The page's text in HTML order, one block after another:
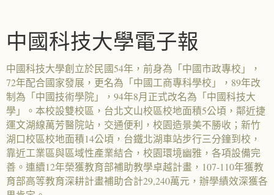
中國科技大學電子報
中國科技大學創立於民國54年，前身為「中國市政專校」，
72年配合國家發展，更名為「中國工商專科學校」，89年改
制為「中國技術學院」，94年8月正式改名為「中國科技大
學」。本校設雙校區，台北文山校區校地面積5公頃，鄰近捷
運文湖線萬芳醫院站，交通便利，校園造景美不勝收；新竹
湖口校區校地面積14公頃，台鐵北湖車站步行三分鐘到校，
靠近工業區與區域性產業結合，校園環境幽雅，各項設備完
善。連續12年榮獲教育部補助教學卓越計畫，107-110年獲教
育部高等教育深耕計畫補助合計29,240萬元，辦學績效深獲各